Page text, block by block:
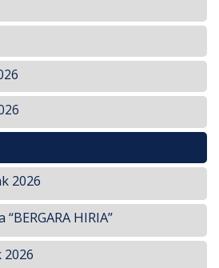
2026
HIRIA”
2026